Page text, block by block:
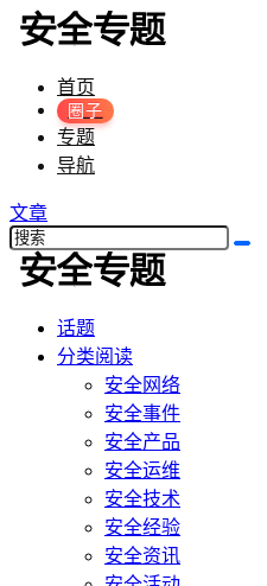
首页
圈子
专题
导航
文章
话题
分类阅读
安全网络
安全事件
安全产品
安全运维
安全技术
安全经验
安全资讯